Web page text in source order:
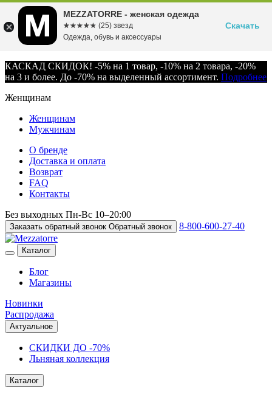
КАСКАД СКИДОК! -5% на 1 товар, -10% на 2 товара, -20%
на 3 и более. До -70% на выделенный ассортимент. Подробнее
Женщинам
Женщинам
Мужчинам
О бренде
Доставка и оплата
Возврат
FAQ
Контакты
Без выходных Пн-Вс 10–20:00
Заказать обратный звонок Обратный звонок 8-800-600-27-40
Каталог
Блог
Магазины
Новинки
Распродажа
Актуальное
СКИДКИ ДО -70%
Льняная коллекция
Каталог
MEZZATORRE - женская одежда
☆☆☆☆☆
★★★★★ (25) звезд
Одежда, обувь и аксессуары
Скачать